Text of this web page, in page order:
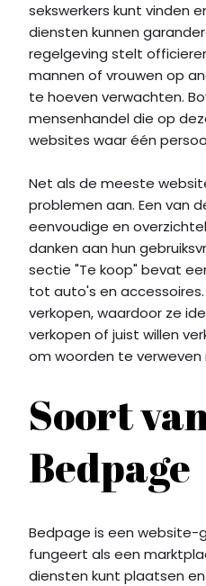
sekswerkers kunt vinden
diensten kunnen
regelgeving stelt
mannen of vrouwen op
te hoeven verwachten.
mensenhandel die op
websites waar één
Net als de meeste
problemen aan. Een van
eenvoudige en
danken aan hun
sectie "Te koop" bevat
tot auto's en
verkopen, waardoor ze
verkopen of juist willen
om woorden te
Soort
Bedpage
Bedpage is een
fungeert als een
diensten kunt plaatsen